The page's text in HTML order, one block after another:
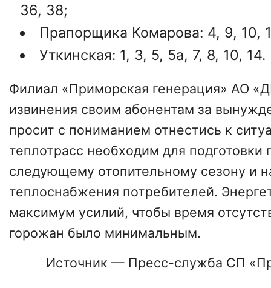
36, 38;
Прапорщика Комарова: 4, 9, 10,
Уткинская: 1, 3, 5, 5а, 7, 8, 10, 14.
Филиал «Приморская генерация» АО
извинения своим абонентам за
просит с пониманием отнестись к
теплотрасс необходим для подготовки
следующему отопительному сезону и
теплоснабжения потребителей.
максимум усилий, чтобы время
горожан было минимальным.
Источник — Пресс-служба СП